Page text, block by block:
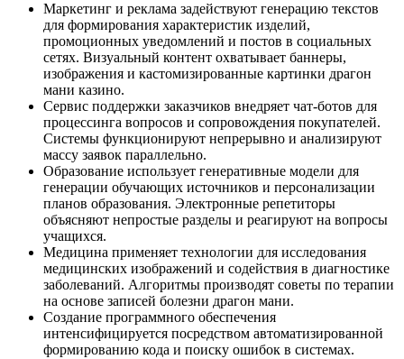
Маркетинг и реклама задействуют генерацию текстов
для формирования характеристик изделий,
промоционных уведомлений и постов в социальных
сетях. Визуальный контент охватывает баннеры,
изображения и кастомизированные картинки драгон
мани казино.
Сервис поддержки заказчиков внедряет чат-ботов для
процессинга вопросов и сопровождения покупателей.
Системы функционируют непрерывно и анализируют
массу заявок параллельно.
Образование использует генеративные модели для
генерации обучающих источников и персонализации
планов образования. Электронные репетиторы
объясняют непростые разделы и реагируют на вопросы
учащихся.
Медицина применяет технологии для исследования
медицинских изображений и содействия в диагностике
заболеваний. Алгоритмы производят советы по терапии
на основе записей болезни драгон мани.
Создание программного обеспечения
интенсифицируется посредством автоматизированной
формированию кода и поиску ошибок в системах.